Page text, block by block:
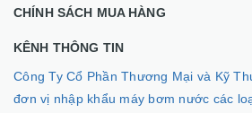
CHÍNH SÁCH MUA HÀNG
KÊNH THÔNG TIN
Công Ty Cổ Phần Thương Mại và Kỹ
đơn vị nhập khẩu máy bơm nước các